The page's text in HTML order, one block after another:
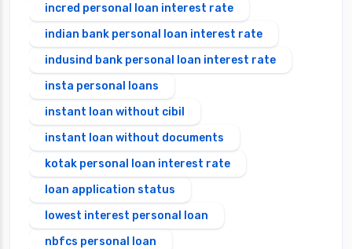
incred personal loan interest rate
indian bank personal loan interest rate
indusind bank personal loan interest rate
insta personal loans
instant loan without cibil
instant loan without documents
kotak personal loan interest rate
loan application status
lowest interest personal loan
nbfcs personal loan